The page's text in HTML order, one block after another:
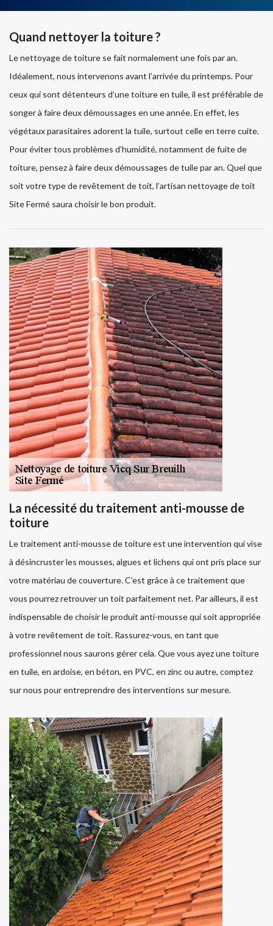
Quand nettoyer la toiture ?
Le nettoyage de toiture se fait normalement une fois par an.
Idéalement, nous intervenons avant l’arrivée du printemps. Pour
ceux qui sont détenteurs d’une toiture en tuile, il est préférable de
songer à faire deux démoussages en une année. En effet, les
végétaux parasitaires adorent la tuile, surtout celle en terre cuite.
Pour éviter tous problèmes d’humidité, notamment de fuite de
toiture, pensez à faire deux démoussages de tuile par an. Quel que
soit votre type de revêtement de toit, l’artisan nettoyage de toit
Site Fermé saura choisir le bon produit.
La nécessité du traitement anti-mousse de
toiture
Le traitement anti-mousse de toiture est une intervention qui vise
à désincruster les mousses, algues et lichens qui ont pris place sur
votre matériau de couverture. C’est grâce à ce traitement que
vous pourrez retrouver un toit parfaitement net. Par ailleurs, il est
indispensable de choisir le produit anti-mousse qui soit appropriée
à votre revêtement de toit. Rassurez-vous, en tant que
professionnel nous saurons gérer cela. Que vous ayez une toiture
en tuile, en ardoise, en béton, en PVC, en zinc ou autre, comptez
sur nous pour entreprendre des interventions sur mesure.